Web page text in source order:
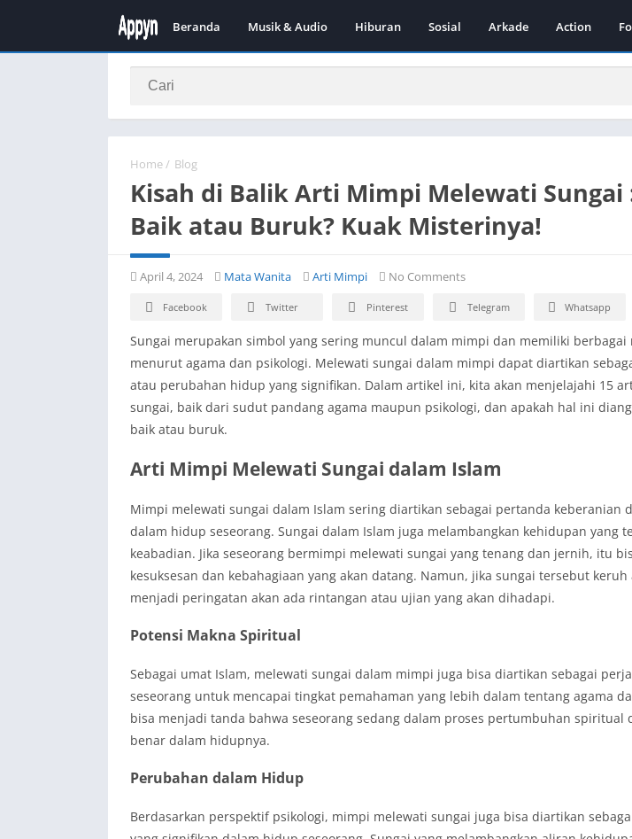
Beranda Musik & Audio Hiburan Sosial Arkade Action
Home / Blog
Kisah di Balik Arti Mimpi Melewati Sungai
Baik atau Buruk? Kuak Misterinya!
April 4, 2024 Mata Wanita Arti Mimpi No Comments
Facebook Twitter Pinterest Telegram Whatsapp
Sungai merupakan simbol yang sering muncul dalam mimpi dan memiliki
menurut agama dan psikologi. Melewati sungai dalam mimpi dapat diartikan
atau perubahan hidup yang signifikan. Dalam artikel ini, kita akan menjelajahi 15
sungai, baik dari sudut pandang agama maupun psikologi, dan apakah hal ini
baik atau buruk.
Arti Mimpi Melewati Sungai dalam Islam
Mimpi melewati sungai dalam Islam sering diartikan sebagai pertanda keberanian
dalam hidup seseorang. Sungai dalam Islam juga melambangkan kehidupan yang
keabadian. Jika seseorang bermimpi melewati sungai yang tenang dan jernih, itu
kesuksesan dan kebahagiaan yang akan datang. Namun, jika sungai tersebut
menjadi peringatan akan ada rintangan atau ujian yang akan dihadapi.
Potensi Makna Spiritual
Sebagai umat Islam, melewati sungai dalam mimpi juga bisa diartikan sebagai
seseorang untuk mencapai tingkat pemahaman yang lebih dalam tentang agama
bisa menjadi tanda bahwa seseorang sedang dalam proses pertumbuhan spiritual
benar dalam hidupnya.
Perubahan dalam Hidup
Berdasarkan perspektif psikologi, mimpi melewati sungai juga bisa diartikan